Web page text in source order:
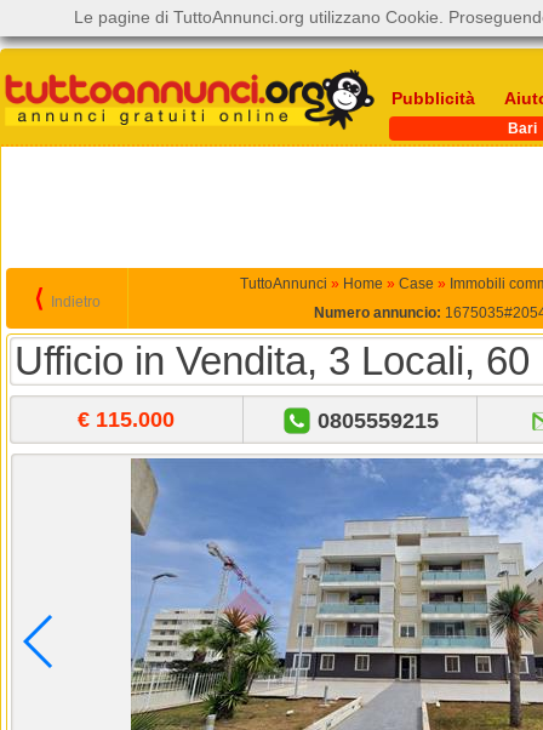
Pubblicità
Bari
⟨ Indietro
TuttoAnnunci » Home » Case » Immobili
Numero annuncio:
Ufficio in Vendita, 3 Locali,
€ 115.000 0805559215
Le pagine di TuttoAnnunci.org utilizzano Cookie.